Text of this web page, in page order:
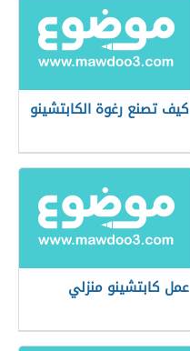
كيف تصنع رغوة الكابتشينو
عمل كابتشينو منزلي